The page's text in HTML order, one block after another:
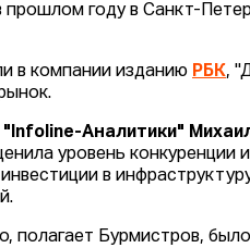
прошлом году в Санкт-
в компании изданию РБК,
"Infoline-Аналитики"
уровень конкуренции
в
полагает Бурмистров,